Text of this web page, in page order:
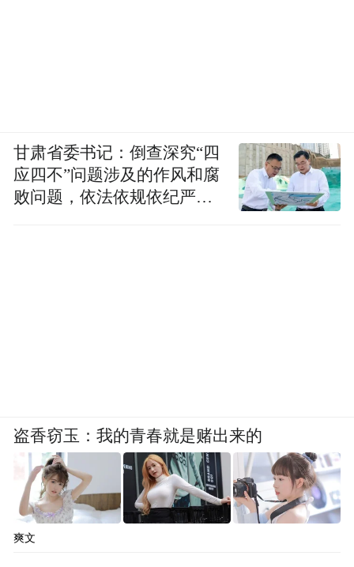
甘肃省委书记：倒查深究“四
应四不”问题涉及的作风和腐
败问题，依法依规依纪严肃
盗香窃玉：我的青春就是赌出来的
爽文